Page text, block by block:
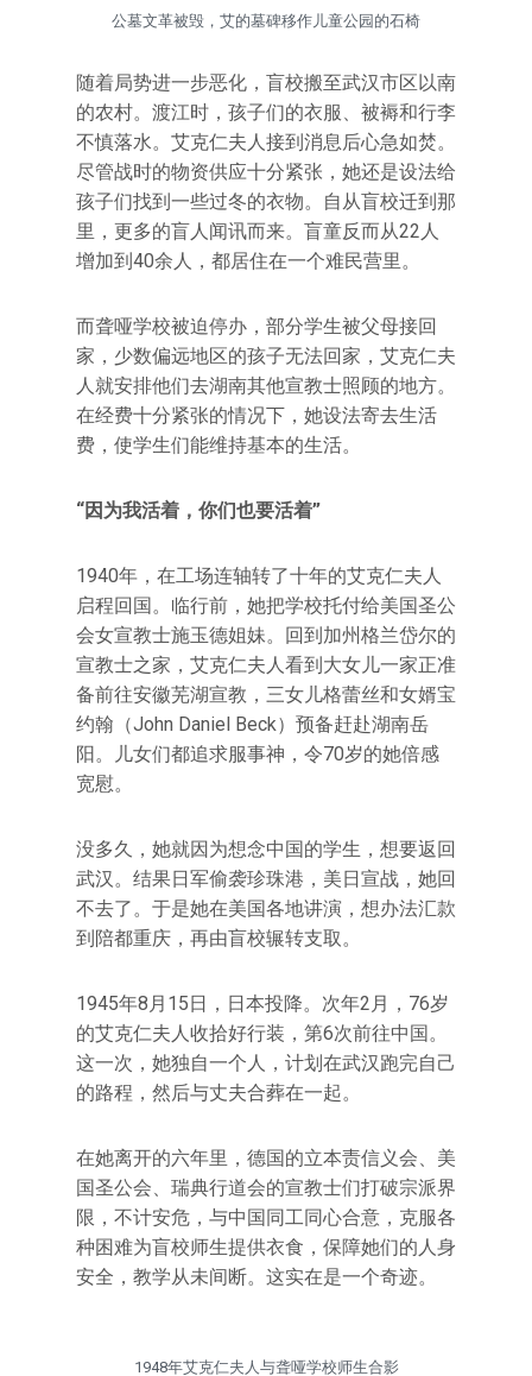
公墓文革被毁，艾的墓碑移作儿童公园的石椅
随着局势进一步恶化，盲校搬至武汉市区以南
的农村。渡江时，孩子们的衣服、被褥和行李
不慎落水。艾克仁夫人接到消息后心急如焚。
尽管战时的物资供应十分紧张，她还是设法给
孩子们找到一些过冬的衣物。自从盲校迁到那
里，更多的盲人闻讯而来。盲童反而从22人
增加到40余人，都居住在一个难民营里。
而聋哑学校被迫停办，部分学生被父母接回
家，少数偏远地区的孩子无法回家，艾克仁夫
人就安排他们去湖南其他宣教士照顾的地方。
在经费十分紧张的情况下，她设法寄去生活
费，使学生们能维持基本的生活。
“因为我活着，你们也要活着”
1940年，在工场连轴转了十年的艾克仁夫人
启程回国。临行前，她把学校托付给美国圣公
会女宣教士施玉德姐妹。回到加州格兰岱尔的
宣教士之家，艾克仁夫人看到大女儿一家正准
备前往安徽芜湖宣教，三女儿格蕾丝和女婿宝
约翰（John Daniel Beck）预备赶赴湖南岳
阳。儿女们都追求服事神，令70岁的她倍感
宽慰。
没多久，她就因为想念中国的学生，想要返回
武汉。结果日军偷袭珍珠港，美日宣战，她回
不去了。于是她在美国各地讲演，想办法汇款
到陪都重庆，再由盲校辗转支取。
1945年8月15日，日本投降。次年2月，76岁
的艾克仁夫人收拾好行装，第6次前往中国。
这一次，她独自一个人，计划在武汉跑完自己
的路程，然后与丈夫合葬在一起。
在她离开的六年里，德国的立本责信义会、美
国圣公会、瑞典行道会的宣教士们打破宗派界
限，不计安危，与中国同工同心合意，克服各
种困难为盲校师生提供衣食，保障她们的人身
安全，教学从未间断。这实在是一个奇迹。
1948年艾克仁夫人与聋哑学校师生合影